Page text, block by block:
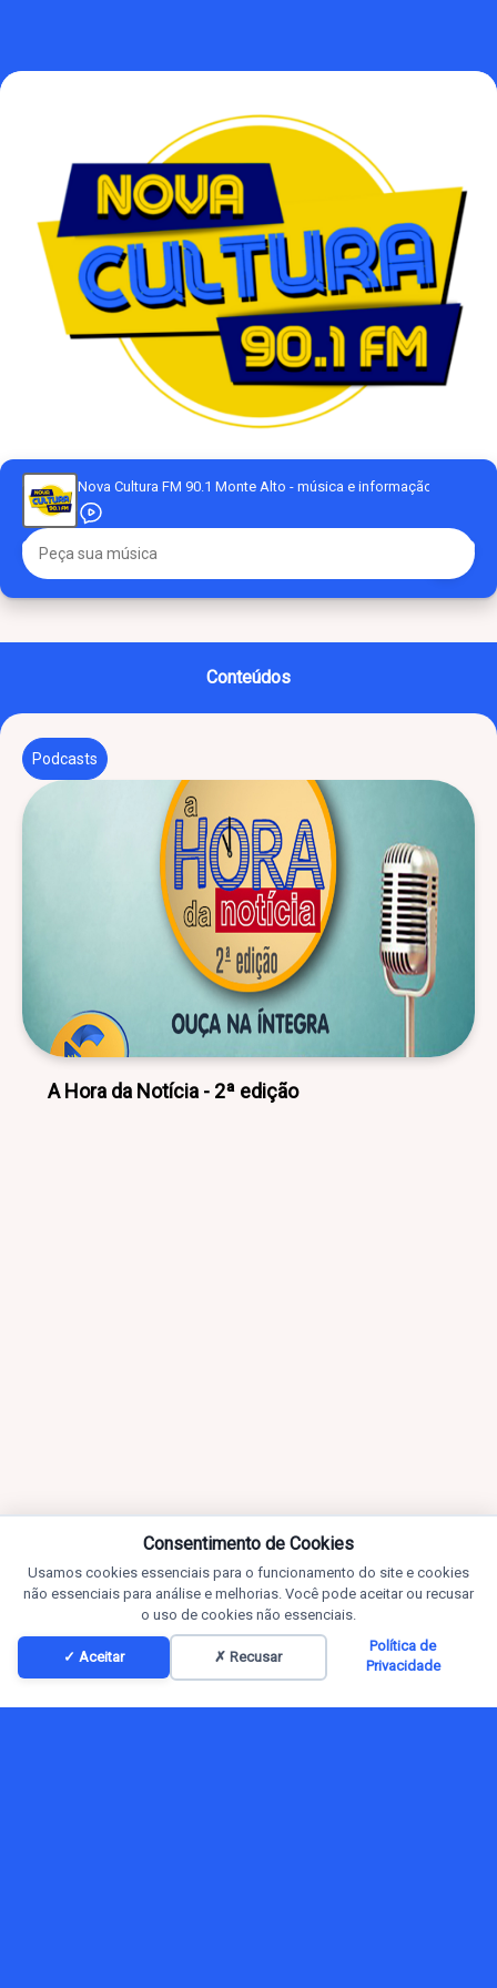
Nova Cultura FM 90.1 Monte Alto - música e informação
Conteúdos
Podcasts
A Hora da Notícia - 2ª edição
Consentimento de Cookies
Usamos cookies essenciais para o funcionamento do site e cookies
não essenciais para análise e melhorias. Você pode aceitar ou recusar
o uso de cookies não essenciais.
✓ Aceitar ✗ Recusar
Política de
Privacidade